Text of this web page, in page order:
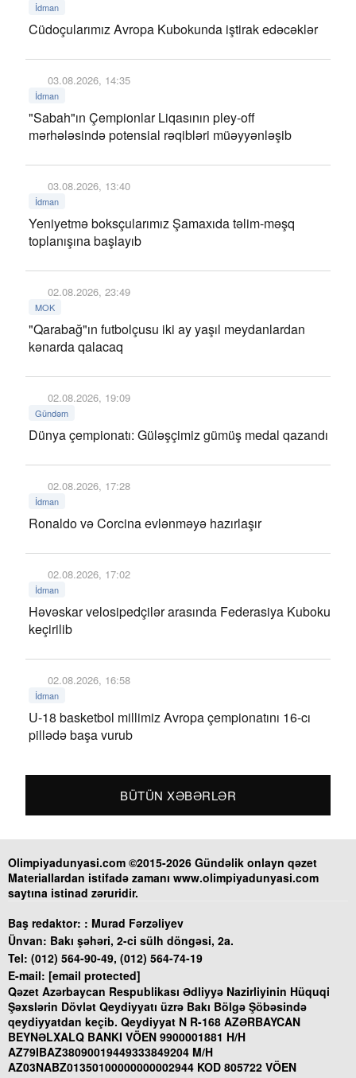
İdman
Cüdoçularımız Avropa Kubokunda iştirak edəcəklər
03.08.2026, 14:35
İdman
"Sabah"ın Çempionlar Liqasının pley-off
mərhələsində potensial rəqibləri müəyyənləşib
03.08.2026, 13:40
İdman
Yeniyetmə boksçularımız Şamaxıda təlim-məşq
toplanışına başlayıb
02.08.2026, 23:49
MOK
"Qarabağ"ın futbolçusu iki ay yaşıl meydanlardan
kənarda qalacaq
02.08.2026, 19:09
Gündəm
Dünya çempionatı: Güləşçimiz gümüş medal qazandı
02.08.2026, 17:28
İdman
Ronaldo və Corcina evlənməyə hazırlaşır
02.08.2026, 17:02
İdman
Həvəskar velosipedçilər arasında Federasiya Kuboku
keçirilib
02.08.2026, 16:58
İdman
U-18 basketbol millimiz Avropa çempionatını 16-cı
pillədə başa vurub
BÜTÜN XƏBƏRLƏR
Olimpiyadunyasi.com ©2015-2026 Gündəlik onlayn qəzet
Materiallardan istifadə zamanı www.olimpiyadunyasi.com
saytına istinad zəruridir.
Baş redaktor: : Murad Fərzəliyev
Ünvan: Bakı şəhəri, 2-ci sülh döngəsi, 2a.
Tel: (012) 564-90-49, (012) 564-74-19
E-mail: [email protected]
Qəzet Azərbaycan Respublikası Ədliyyə Nazirliyinin Hüquqi
Şəxslərin Dövlət Qeydiyyatı üzrə Bakı Bölgə Şöbəsində
qeydiyyatdan keçib. Qeydiyyat N R-168 AZƏRBAYCAN
BEYNƏLXALQ BANKI VÖEN 9900001881 H/H
AZ79IBAZ38090019449333849204 M/H
AZ03NABZ01350100000000002944 KOD 805722 VÖEN